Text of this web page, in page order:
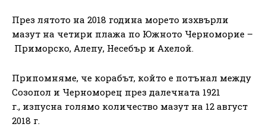
През лятото на 2018 година морето изхвърли
мазут на четири плажа по Южното Черноморие –
Приморско, Алепу, Несебър и Ахелой.
Припомняме, че корабът, който е потънал между
Созопол и Черноморец през далечната 1921
г., изпусна голямо количество мазут на 12 август
2018 г.